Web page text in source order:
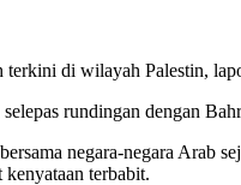
di wilayah Palestin,
rundingan dengan
negara-negara Arab
terbabit.